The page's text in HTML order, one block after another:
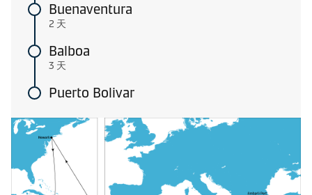
Buenaventura
2 天
Balboa
3 天
Puerto Bolivar